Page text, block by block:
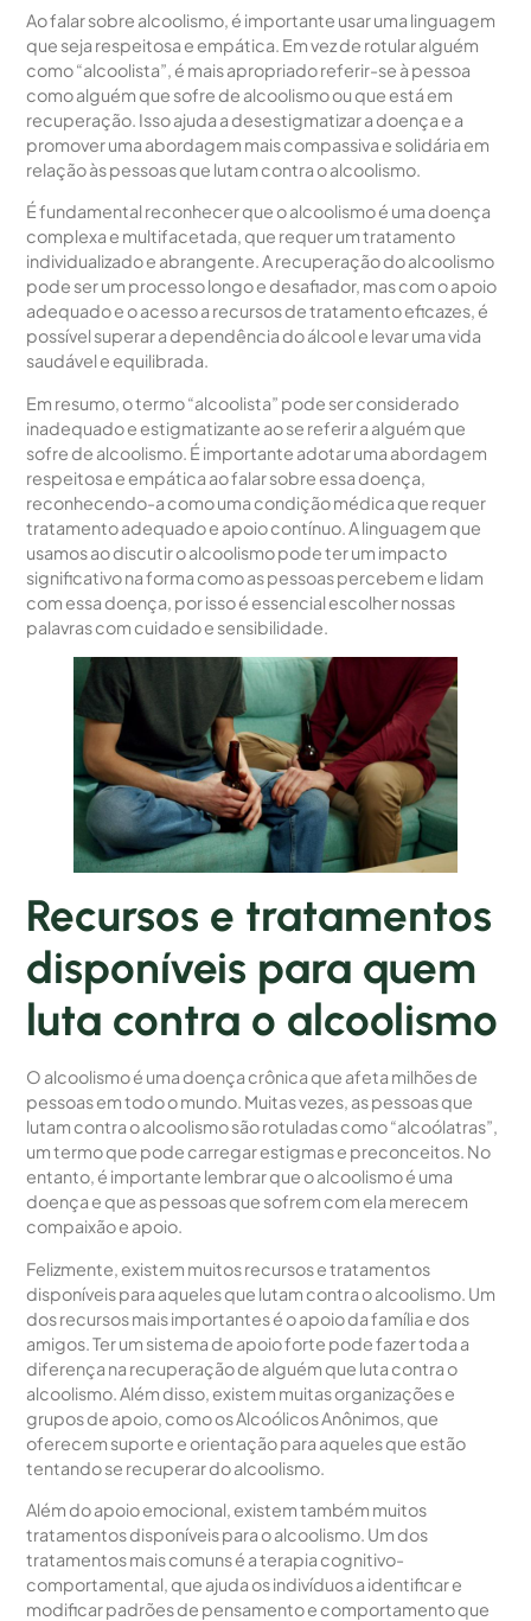
Ao falar sobre alcoolismo, é importante usar uma linguagem
que seja respeitosa e empática. Em vez de rotular alguém
como “alcoolista”, é mais apropriado referir-se à pessoa
como alguém que sofre de alcoolismo ou que está em
recuperação. Isso ajuda a desestigmatizar a doença e a
promover uma abordagem mais compassiva e solidária em
relação às pessoas que lutam contra o alcoolismo.
É fundamental reconhecer que o alcoolismo é uma doença
complexa e multifacetada, que requer um tratamento
individualizado e abrangente. A recuperação do alcoolismo
pode ser um processo longo e desafiador, mas com o apoio
adequado e o acesso a recursos de tratamento eficazes, é
possível superar a dependência do álcool e levar uma vida
saudável e equilibrada.
Em resumo, o termo “alcoolista” pode ser considerado
inadequado e estigmatizante ao se referir a alguém que
sofre de alcoolismo. É importante adotar uma abordagem
respeitosa e empática ao falar sobre essa doença,
reconhecendo-a como uma condição médica que requer
tratamento adequado e apoio contínuo. A linguagem que
usamos ao discutir o alcoolismo pode ter um impacto
significativo na forma como as pessoas percebem e lidam
com essa doença, por isso é essencial escolher nossas
palavras com cuidado e sensibilidade.
Recursos e tratamentos
disponíveis para quem
luta contra o alcoolismo
O alcoolismo é uma doença crônica que afeta milhões de
pessoas em todo o mundo. Muitas vezes, as pessoas que
lutam contra o alcoolismo são rotuladas como “alcoólatras”,
um termo que pode carregar estigmas e preconceitos. No
entanto, é importante lembrar que o alcoolismo é uma
doença e que as pessoas que sofrem com ela merecem
compaixão e apoio.
Felizmente, existem muitos recursos e tratamentos
disponíveis para aqueles que lutam contra o alcoolismo. Um
dos recursos mais importantes é o apoio da família e dos
amigos. Ter um sistema de apoio forte pode fazer toda a
diferença na recuperação de alguém que luta contra o
alcoolismo. Além disso, existem muitas organizações e
grupos de apoio, como os Alcoólicos Anônimos, que
oferecem suporte e orientação para aqueles que estão
tentando se recuperar do alcoolismo.
Além do apoio emocional, existem também muitos
tratamentos disponíveis para o alcoolismo. Um dos
tratamentos mais comuns é a terapia cognitivo-
comportamental, que ajuda os indivíduos a identificar e
modificar padrões de pensamento e comportamento que